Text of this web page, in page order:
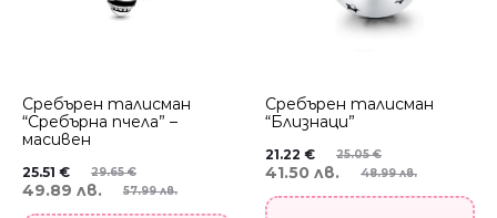
Сребърен талисман
“Сребърна пчела” –
масивен
29.65€
25.51 €
57.99 лв.
49.89 лв.
Сребърен талисман
“Близнаци”
25.05€
21.22 €
48.99 лв.
41.50 лв.